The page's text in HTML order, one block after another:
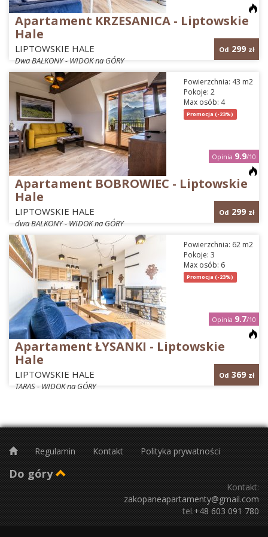
Od 299 zł
Apartament KRZESANICA - Liptowskie
Hale
LIPTOWSKIE HALE
Dwa BALKONY - WIDOK na GÓRY
Od 299 zł
Opinia 9.9/10
Powierzchnia: 43 m2
Pokoje: 2
Max osób: 4
Promocja (-23%)
Apartament BOBROWIEC - Liptowskie
Hale
LIPTOWSKIE HALE
dwa BALKONY - WIDOK na GÓRY
Od 369 zł
Opinia 9.7/10
Powierzchnia: 62 m2
Pokoje: 3
Max osób: 6
Promocja (-23%)
Apartament ŁYSANKI - Liptowskie
Hale
LIPTOWSKIE HALE
TARAS - WIDOK na GÓRY
Regulamin Kontakt Polityka prywatności
Do góry
Kontakt:
zakopaneapartamenty@gmail.com
tel.+48 603 091 780